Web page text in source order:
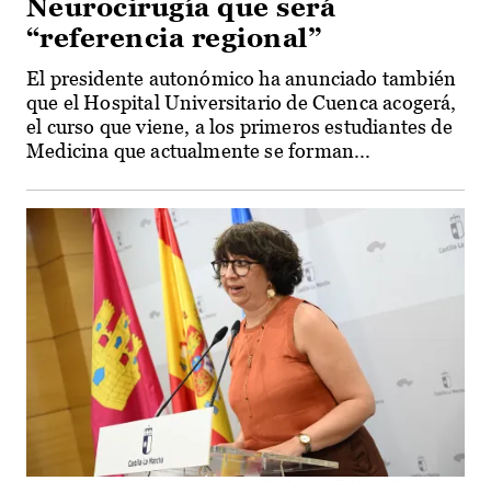
Neurocirugía que será
“referencia regional”
El presidente autonómico ha anunciado también
que el Hospital Universitario de Cuenca acogerá,
el curso que viene, a los primeros estudiantes de
Medicina que actualmente se forman...